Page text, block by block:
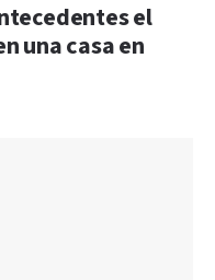
el
una casa en